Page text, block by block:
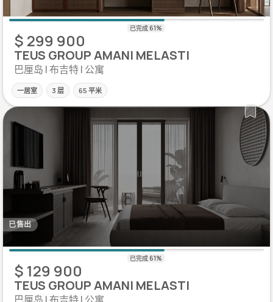
$ 299 900
TEUS GROUP AMANI MELASTI
巴厘岛 | 布吉特 | 公寓
一居室 3 层 65 平米
已售出
$ 129 900
TEUS GROUP AMANI MELASTI